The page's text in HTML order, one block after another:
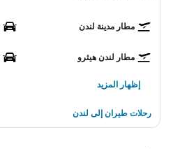
مطار مدينة لندن
مطار لندن هيثرو
إظهار المزيد
رحلات طيران إلى لندن